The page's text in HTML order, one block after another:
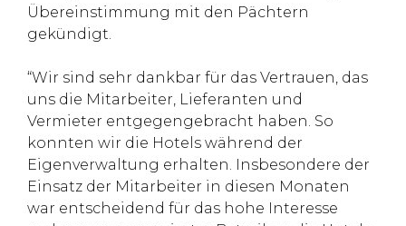
Übereinstimmung mit den Pächtern
gekündigt.
“Wir sind sehr dankbar für das Vertrauen, das
uns die Mitarbeiter, Lieferanten und
Vermieter entgegengebracht haben. So
konnten wir die Hotels während der
Eigenverwaltung erhalten. Insbesondere der
Einsatz der Mitarbeiter in diesen Monaten
war entscheidend für das hohe Interesse